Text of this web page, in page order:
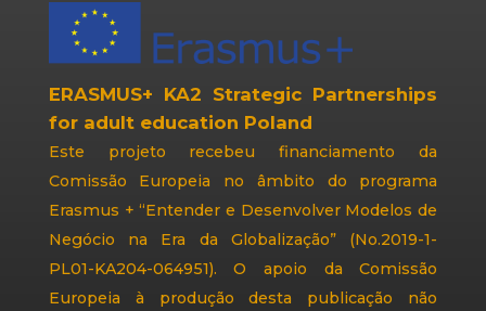
ERASMUS+ KA2 Strategic Partnerships
for adult education Poland
Este projeto recebeu financiamento da
Comissão Europeia no âmbito do programa
Erasmus + “Entender e Desenvolver Modelos de
Negócio na Era da Globalização” (No.2019-1-
PL01-KA204-064951). O apoio da Comissão
Europeia à produção desta publicação não